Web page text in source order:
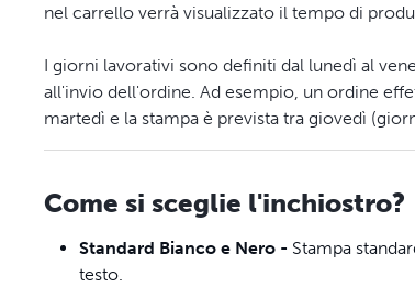
nel carrello verrà visualizzato il tempo di
I giorni lavorativi sono definiti dal lunedì al
all'invio dell'ordine. Ad esempio, un ordine
martedì e la stampa è prevista tra giovedì
Come si sceglie l'inchiostro?
Standard Bianco e Nero - Stampa
testo.